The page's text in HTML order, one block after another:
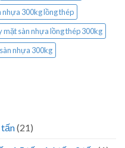
nhựa 300kg lồng thép
mặt sàn nhựa lồng thép 300kg
nhựa 300kg
(21)